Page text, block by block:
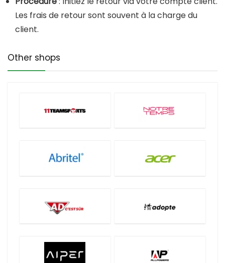
Les frais de retour sont souvent à la charge du
client.
Other shops